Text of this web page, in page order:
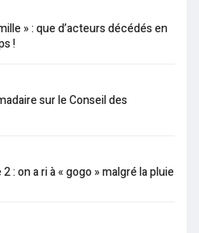
» : que d’acteurs décédés en
!
sur le Conseil des
: on a ri à « gogo » malgré la pluie